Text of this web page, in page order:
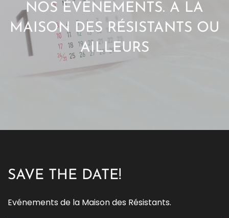
NOS ÉVÉNEMENTS. A LA
MAISON DES RÉSISTANTS OU
AILLEURS
SAVE THE DATE!
Evénements de la Maison des Résistants.